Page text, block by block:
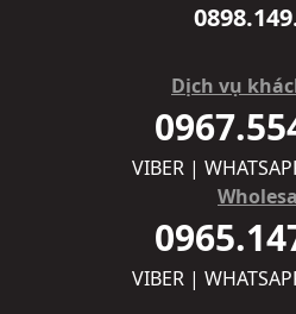
Dịch vụ
VIBER |
VIBER |